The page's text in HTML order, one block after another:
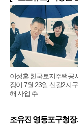
주
이성훈 한국토지주택공
장이 7월 23일 신길2지
해 사업 추
조유진 영등포구청장,